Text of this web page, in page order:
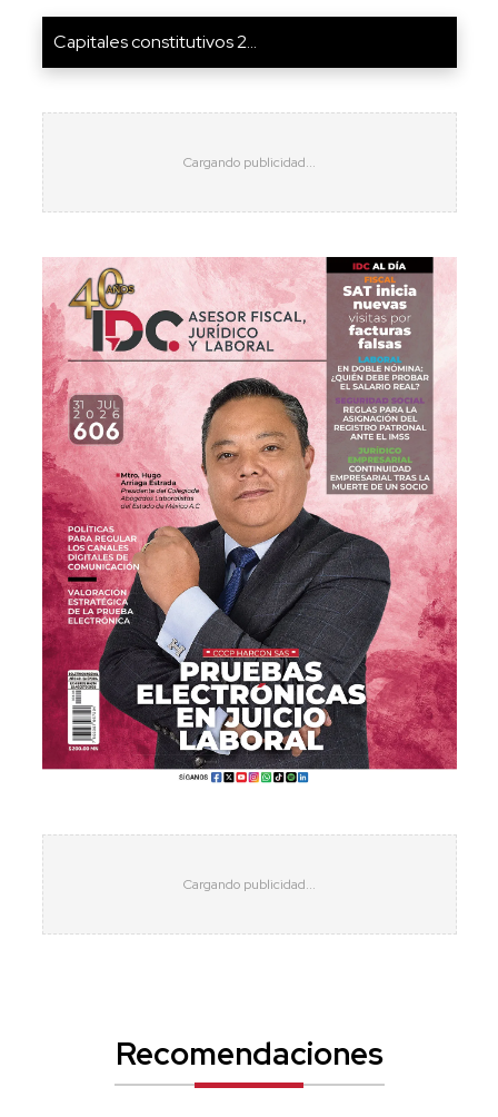
Capitales constitutivos 2...
Recomendaciones